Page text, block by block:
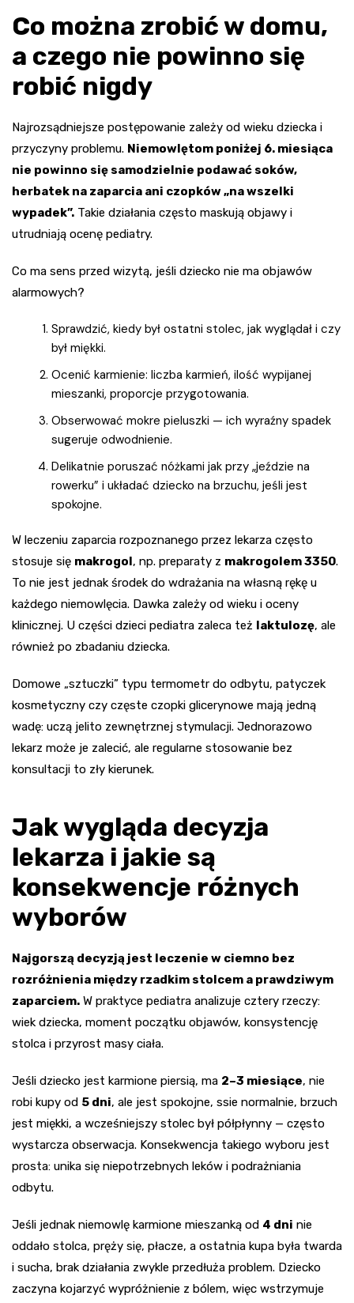
Co można zrobić w domu,
a czego nie powinno się
robić nigdy
Najrozsądniejsze postępowanie zależy od wieku dziecka i
przyczyny problemu. Niemowlętom poniżej 6. miesiąca
nie powinno się samodzielnie podawać soków,
herbatek na zaparcia ani czopków „na wszelki
wypadek”. Takie działania często maskują objawy i
utrudniają ocenę pediatry.
Co ma sens przed wizytą, jeśli dziecko nie ma objawów
alarmowych?
Sprawdzić, kiedy był ostatni stolec, jak wyglądał i czy
był miękki.
Ocenić karmienie: liczba karmień, ilość wypijanej
mieszanki, proporcje przygotowania.
Obserwować mokre pieluszki — ich wyraźny spadek
sugeruje odwodnienie.
Delikatnie poruszać nóżkami jak przy „jeździe na
rowerku” i układać dziecko na brzuchu, jeśli jest
spokojne.
W leczeniu zaparcia rozpoznanego przez lekarza często
stosuje się makrogol, np. preparaty z makrogolem 3350.
To nie jest jednak środek do wdrażania na własną rękę u
każdego niemowlęcia. Dawka zależy od wieku i oceny
klinicznej. U części dzieci pediatra zaleca też laktulozę, ale
również po zbadaniu dziecka.
Domowe „sztuczki” typu termometr do odbytu, patyczek
kosmetyczny czy częste czopki glicerynowe mają jedną
wadę: uczą jelito zewnętrznej stymulacji. Jednorazowo
lekarz może je zalecić, ale regularne stosowanie bez
konsultacji to zły kierunek.
Jak wygląda decyzja
lekarza i jakie są
konsekwencje różnych
wyborów
Najgorszą decyzją jest leczenie w ciemno bez
rozróżnienia między rzadkim stolcem a prawdziwym
zaparciem. W praktyce pediatra analizuje cztery rzeczy:
wiek dziecka, moment początku objawów, konsystencję
stolca i przyrost masy ciała.
Jeśli dziecko jest karmione piersią, ma 2–3 miesiące, nie
robi kupy od 5 dni, ale jest spokojne, ssie normalnie, brzuch
jest miękki, a wcześniejszy stolec był półpłynny — często
wystarcza obserwacja. Konsekwencja takiego wyboru jest
prosta: unika się niepotrzebnych leków i podrażniania
odbytu.
Jeśli jednak niemowlę karmione mieszanką od 4 dni nie
oddało stolca, pręży się, płacze, a ostatnia kupa była twarda
i sucha, brak działania zwykle przedłuża problem. Dziecko
zaczyna kojarzyć wypróżnienie z bólem, więc wstrzymuje